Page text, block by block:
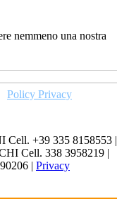
nemmeno una nostra
Policy Privacy
+39 335 8158553 |
Cell. 338 3958219 |
| Privacy